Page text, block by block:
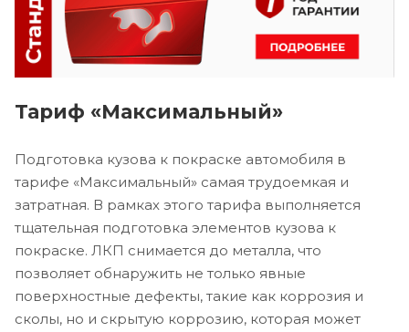
Тариф «Максимальный»
Подготовка кузова к покраске автомобиля в
тарифе «Максимальный» самая трудоемкая и
затратная. В рамках этого тарифа выполняется
тщательная подготовка элементов кузова к
покраске. ЛКП снимается до металла, что
позволяет обнаружить не только явные
поверхностные дефекты, такие как коррозия и
сколы, но и скрытую коррозию, которая может